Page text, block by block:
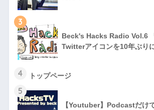
3
Beck's Hacks Radio Vol.6
Twitterアイコンを10年ぶり
4 トップページ
5
【Youtuber】Podcastだけ